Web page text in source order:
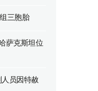
三胞胎
萨克斯坦位
员因特赦